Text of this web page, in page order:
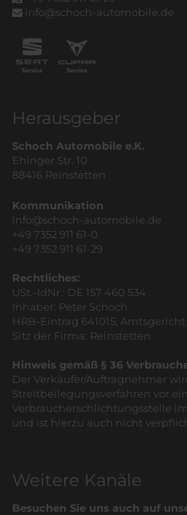
info@schoch-automobile.de
Herausgeber
Schoch Automobile e.K.
Ehinger Str. 10
88416 Reinstetten
Kommunikation
info@schoch-automobile.de
+49 7352 911 61-0
+49 7352 911 61-29
Rechtliches:
USt.-IdNr.: DE 157 460 534
Inhaber: Peter Schoch
HRB-Eintrag 641015,
Sitz der Firma: Reinstetten
Hinweis gemäß § 36
Der Verkäufer/Auftragnehmer
Streitbeilegungsverfahren vor
Verbraucherschlichtungsstelle
und ist hierzu auch nicht
Weitere Kanäle
Besuchen Sie uns auch auf